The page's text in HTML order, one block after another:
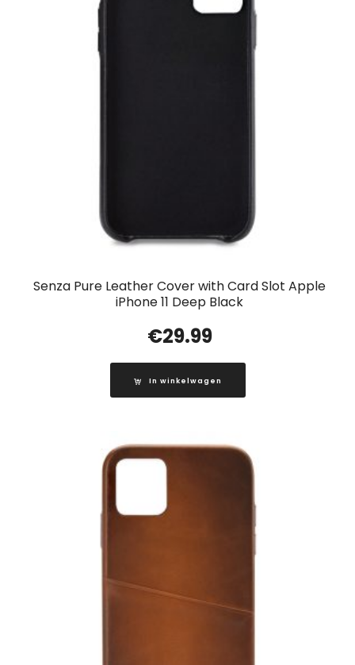
Senza Pure Leather Cover with Card Slot Apple
iPhone 11 Deep Black
€29.99
In winkelwagen